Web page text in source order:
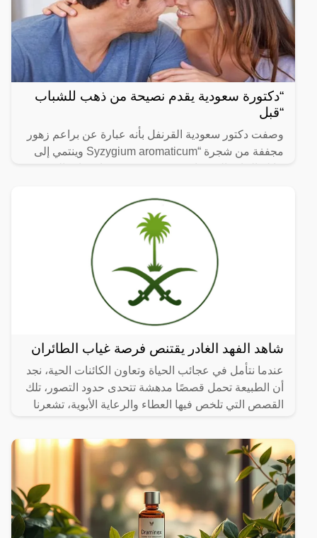
“دكتورة سعودية يقدم نصيحة من ذهب للشباب
“قبل
وصفت دكتور سعودية القرنفل بأنه عبارة عن براعم زهور
مجففة من شجرة “Syzygium aromaticum وينتمي إلى
شاهد الفهد الغادر يقتنص فرصة غياب الطائران
عندما نتأمل في عجائب الحياة وتعاون الكائنات الحية، نجد
أن الطبيعة تحمل قصصًا مدهشة تتحدى حدود التصور، تلك
القصص التي تلخص فيها العطاء والرعاية الأبوية، تشعرنا